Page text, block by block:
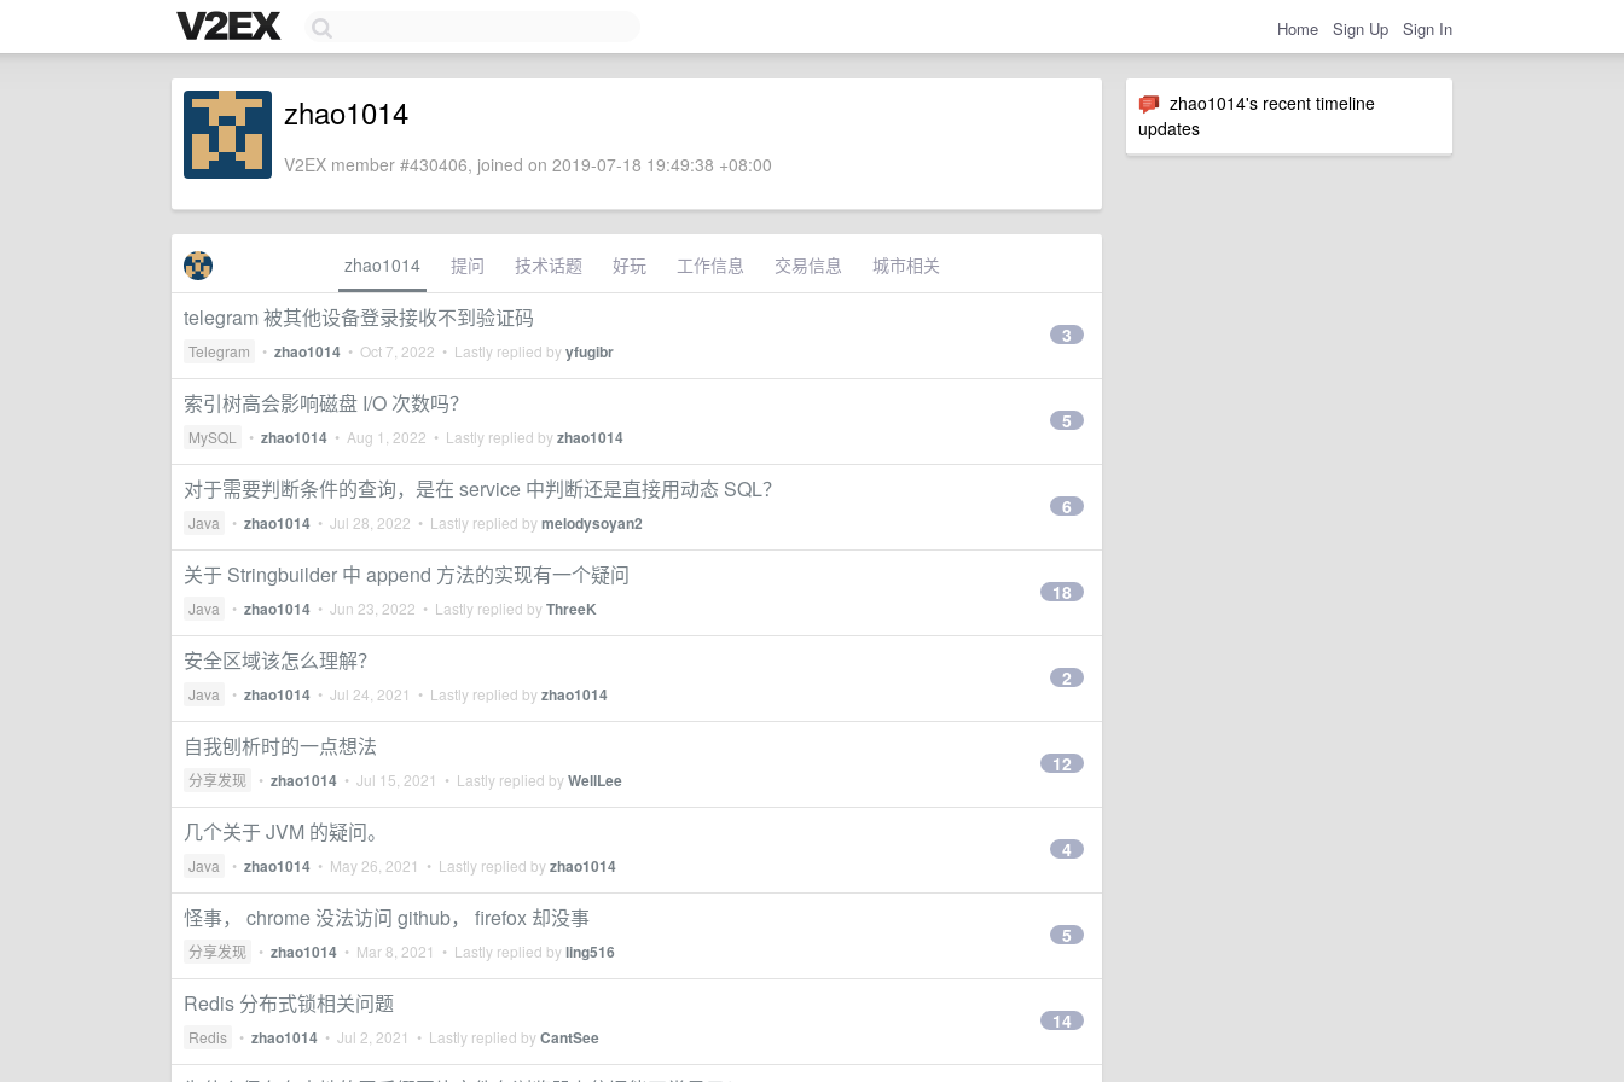
Home Sign Up Sign In
zhao1014's recent timeline
updates
zhao1014
V2EX member #430406, joined on 2019-07-18 19:49:38 +08:00
zhao1014 提问 技术话题 好玩 工作信息 交易信息 城市相关
telegram 被其他设备登录接收不到验证码
Telegram • zhao1014 • Oct 7, 2022 • Lastly replied byyfugibr
3
索引树高会影响磁盘 I/O 次数吗？
MySQL • zhao1014 • Aug 1, 2022 • Lastly replied byzhao1014
5
对于需要判断条件的查询，是在 service 中判断还是直接用动态 SQL？
Java • zhao1014 • Jul 28, 2022 • Lastly replied bymelodysoyan2
6
关于 Stringbuilder 中 append 方法的实现有一个疑问
Java • zhao1014 • Jun 23, 2022 • Lastly replied byThreeK
18
安全区域该怎么理解？
Java • zhao1014 • Jul 24, 2021 • Lastly replied byzhao1014
2
自我刨析时的一点想法
分享发现 • zhao1014 • Jul 15, 2021 • Lastly replied byWellLee
12
几个关于 JVM 的疑问。
Java • zhao1014 • May 26, 2021 • Lastly replied byzhao1014
4
怪事， chrome 没法访问 github， firefox 却没事
分享发现 • zhao1014 • Mar 8, 2021 • Lastly replied byling516
5
Redis 分布式锁相关问题
Redis • zhao1014 • Jul 2, 2021 • Lastly replied byCantSee
14